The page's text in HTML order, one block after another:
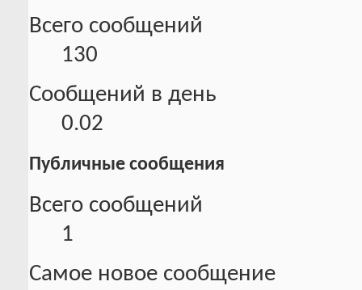
Всего сообщений
130
Сообщений в день
0.02
Публичные сообщения
Всего сообщений
1
Самое новое сообщение